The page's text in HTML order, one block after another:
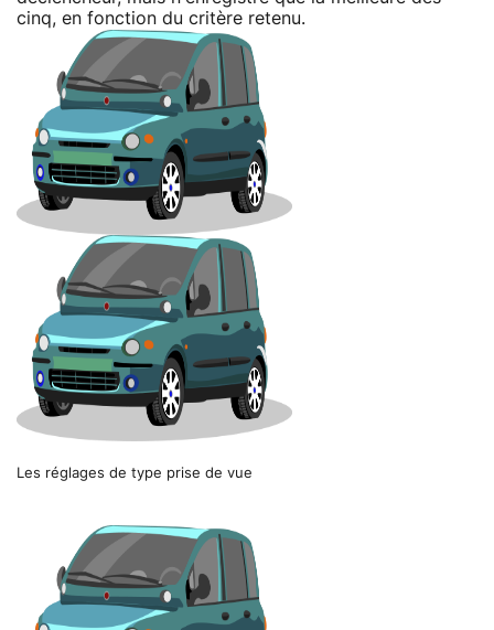
cinq, en fonction du critère retenu.
Les réglages de type prise de vue